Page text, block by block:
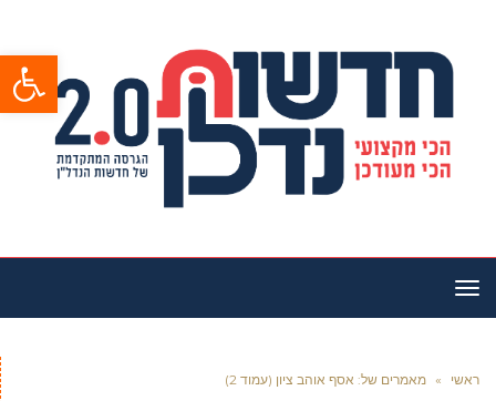
פתח
תפריט
ראשי » מאמרים של: אסף אוהב ציון (עמוד 2)